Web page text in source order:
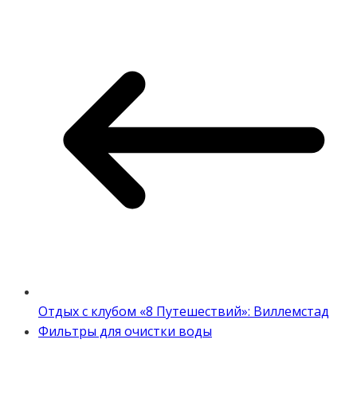
Отдых с клубом «8 Путешествий»: Виллемстад
Фильтры для очистки воды